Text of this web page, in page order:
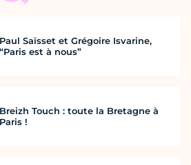
Paul Saïsset et Grégoire Isvarine,
“Paris est à nous”
Breizh Touch : toute la Bretagne à
Paris !